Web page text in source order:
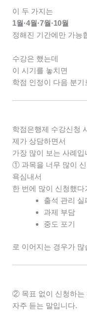
이 두 가지는
1월·4월·7월·10월
정해진 기간에만 가능
수강은 했는데
이 시기를 놓치면
학점 인정이 다음 분
학점은행제 수강신청
제가 상담하면서
가장 많이 보는 사례입
① 과목을 너무 많이
욕심내서
한 번에 많이 신청했다
출석 관리 실
과제 부담
중도 포기
로 이어지는 경우가 많
② 목표 없이 신청하는
자주 듣는 말입니다.